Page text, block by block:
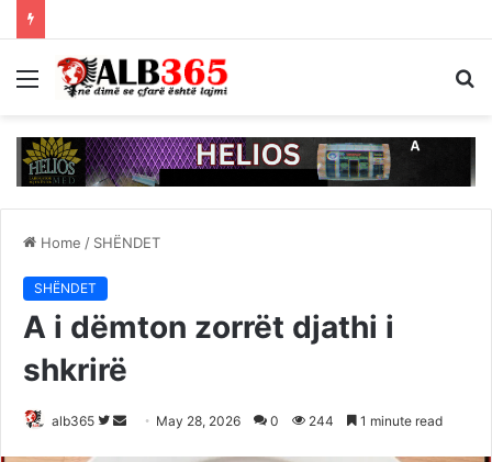
Menu
Home / SHËNDET
SHËNDET
A i dëmton zorrët djathi i
shkrirë
alb365
Follow
Send May 28, 2026 0 244 1 minute read